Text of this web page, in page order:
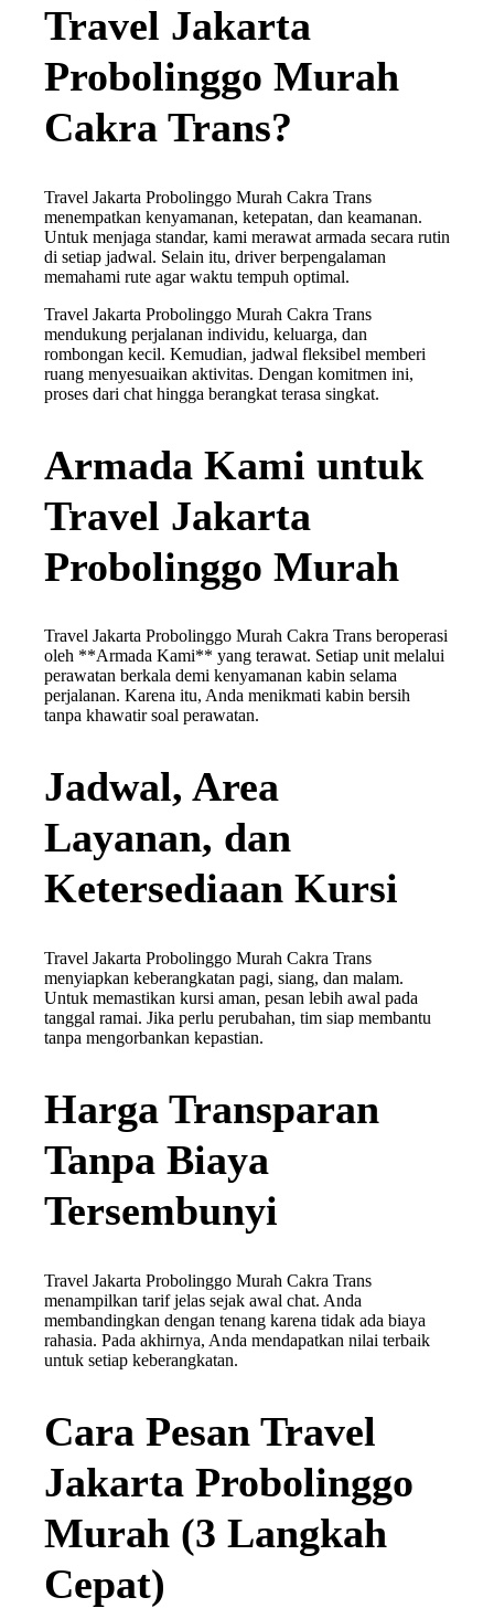
Travel Jakarta
Probolinggo Murah
Cakra Trans?
Travel Jakarta Probolinggo Murah Cakra Trans
menempatkan kenyamanan, ketepatan, dan keamanan.
Untuk menjaga standar, kami merawat armada secara rutin
di setiap jadwal. Selain itu, driver berpengalaman
memahami rute agar waktu tempuh optimal.
Travel Jakarta Probolinggo Murah Cakra Trans
mendukung perjalanan individu, keluarga, dan
rombongan kecil. Kemudian, jadwal fleksibel memberi
ruang menyesuaikan aktivitas. Dengan komitmen ini,
proses dari chat hingga berangkat terasa singkat.
Armada Kami untuk
Travel Jakarta
Probolinggo Murah
Travel Jakarta Probolinggo Murah Cakra Trans beroperasi
oleh **Armada Kami** yang terawat. Setiap unit melalui
perawatan berkala demi kenyamanan kabin selama
perjalanan. Karena itu, Anda menikmati kabin bersih
tanpa khawatir soal perawatan.
Jadwal, Area
Layanan, dan
Ketersediaan Kursi
Travel Jakarta Probolinggo Murah Cakra Trans
menyiapkan keberangkatan pagi, siang, dan malam.
Untuk memastikan kursi aman, pesan lebih awal pada
tanggal ramai. Jika perlu perubahan, tim siap membantu
tanpa mengorbankan kepastian.
Harga Transparan
Tanpa Biaya
Tersembunyi
Travel Jakarta Probolinggo Murah Cakra Trans
menampilkan tarif jelas sejak awal chat. Anda
membandingkan dengan tenang karena tidak ada biaya
rahasia. Pada akhirnya, Anda mendapatkan nilai terbaik
untuk setiap keberangkatan.
Cara Pesan Travel
Jakarta Probolinggo
Murah (3 Langkah
Cepat)